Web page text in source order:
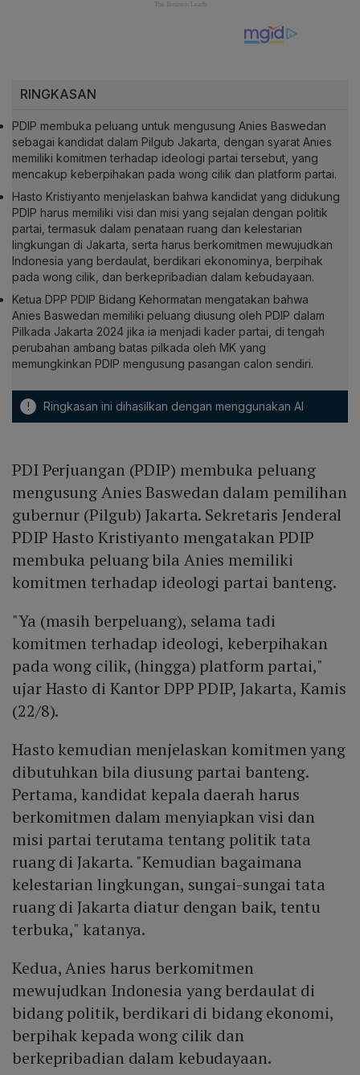
RINGKASAN
PDIP membuka peluang untuk mengusung Anies Baswedan
sebagai kandidat dalam Pilgub Jakarta, dengan syarat Anies
memiliki komitmen terhadap ideologi partai tersebut, yang
mencakup keberpihakan pada wong cilik dan platform partai.
Hasto Kristiyanto menjelaskan bahwa kandidat yang didukung
PDIP harus memiliki visi dan misi yang sejalan dengan politik
partai, termasuk dalam penataan ruang dan kelestarian
lingkungan di Jakarta, serta harus berkomitmen mewujudkan
Indonesia yang berdaulat, berdikari ekonominya, berpihak
pada wong cilik, dan berkepribadian dalam kebudayaan.
Ketua DPP PDIP Bidang Kehormatan mengatakan bahwa
Anies Baswedan memiliki peluang diusung oleh PDIP dalam
Pilkada Jakarta 2024 jika ia menjadi kader partai, di tengah
perubahan ambang batas pilkada oleh MK yang
memungkinkan PDIP mengusung pasangan calon sendiri.
! Ringkasan ini dihasilkan dengan menggunakan AI
PDI Perjuangan (PDIP) membuka peluang
mengusung Anies Baswedan dalam pemilihan
gubernur (Pilgub) Jakarta. Sekretaris Jenderal
PDIP Hasto Kristiyanto mengatakan PDIP
membuka peluang bila Anies memiliki
komitmen terhadap ideologi partai banteng.
"Ya (masih berpeluang), selama tadi
komitmen terhadap ideologi, keberpihakan
pada wong cilik, (hingga) platform partai,"
ujar Hasto di Kantor DPP PDIP, Jakarta, Kamis
(22/8).
Hasto kemudian menjelaskan komitmen yang
dibutuhkan bila diusung partai banteng.
Pertama, kandidat kepala daerah harus
berkomitmen dalam menyiapkan visi dan
misi partai terutama tentang politik tata
ruang di Jakarta. "Kemudian bagaimana
kelestarian lingkungan, sungai-sungai tata
ruang di Jakarta diatur dengan baik, tentu
terbuka," katanya.
Kedua, Anies harus berkomitmen
mewujudkan Indonesia yang berdaulat di
bidang politik, berdikari di bidang ekonomi,
berpihak kepada wong cilik dan
berkepribadian dalam kebudayaan.